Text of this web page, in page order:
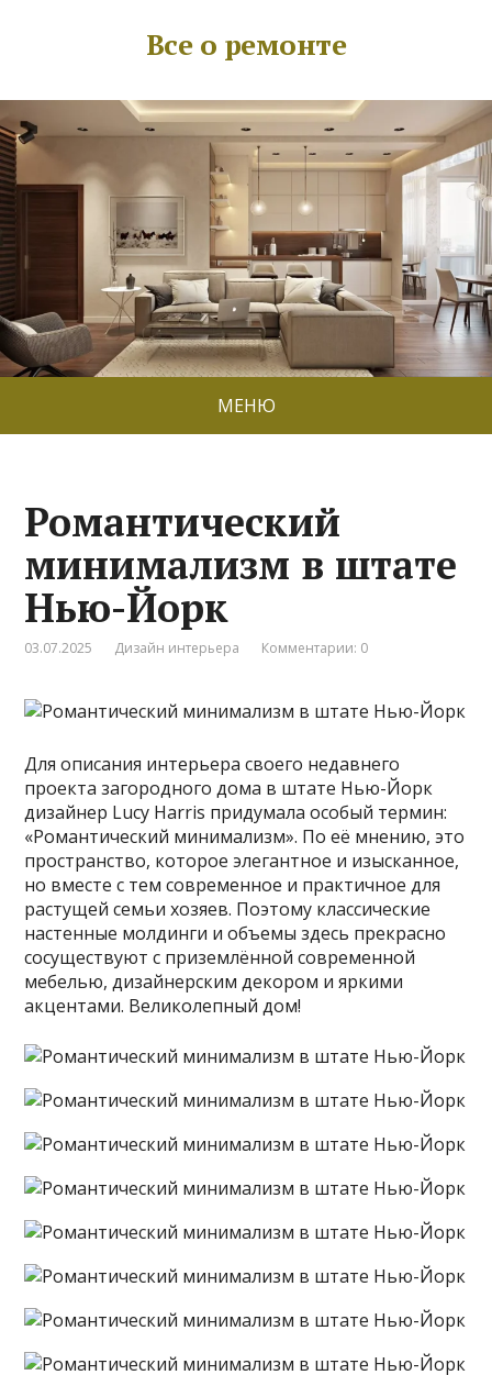
Все о ремонте
МЕНЮ
Романтический
минимализм в штате
Нью-Йорк
03.07.2025 Дизайн интерьера Комментарии: 0
Для описания интерьера своего недавнего
проекта загородного дома в штате Нью-Йорк
дизайнер Lucy Harris придумала особый термин:
«Романтический минимализм». По её мнению, это
пространство, которое элегантное и изысканное,
но вместе с тем современное и практичное для
растущей семьи хозяев. Поэтому классические
настенные молдинги и объемы здесь прекрасно
сосуществуют с приземлённой современной
мебелью, дизайнерским декором и яркими
акцентами. Великолепный дом!